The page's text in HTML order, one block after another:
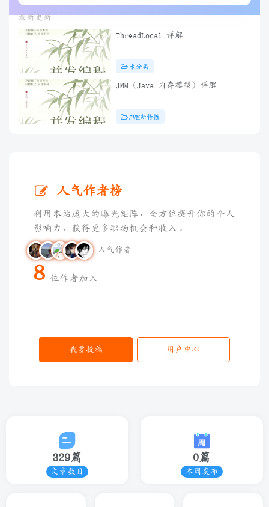
就可以了
最新更新
ThreadLocal 详解
未分类
JMM（Java 内存模型）详解
JVM新特性
人气作者榜
利用本站庞大的曝光矩阵，全方位提升你的个人
影响力，获得更多职场机会和收入。
人气作者
8 位作者加入
我要投稿 用户中心
329篇
文章数目
0篇
本周发布